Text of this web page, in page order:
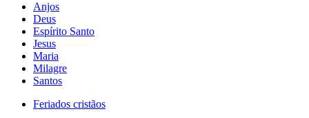
Anjos
Deus
Espírito Santo
Jesus
Maria
Milagre
Santos
Feriados cristãos